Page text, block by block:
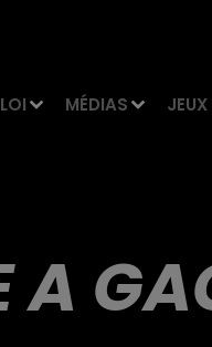
MÉDIAS JEUX
A